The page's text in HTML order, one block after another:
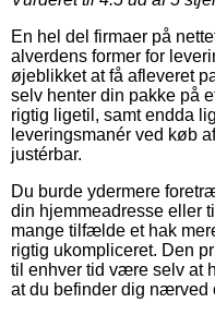
En hel del firmaer på
alverdens former for
øjeblikket at få afleveret
selv henter din pakke på
rigtig ligetil, samt endda
leveringsmanér ved køb
justérbar.
Du burde ydermere
din hjemmeadresse eller
mange tilfælde et hak
rigtig ukompliceret. Den
til enhver tid være selv at
at du befinder dig nærved